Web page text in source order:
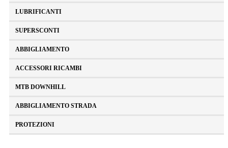
LUBRIFICANTI
SUPERSCONTI
ABBIGLIAMENTO
ACCESSORI RICAMBI
MTB DOWNHILL
ABBIGLIAMENTO STRADA
PROTEZIONI